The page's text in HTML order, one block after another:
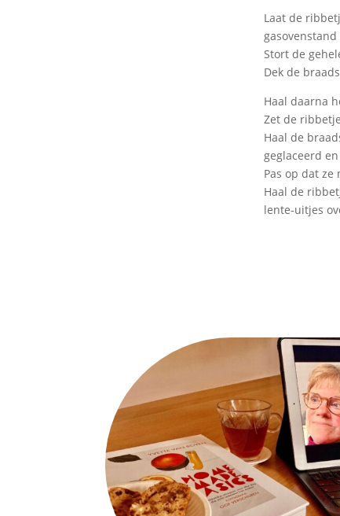
Laat de
gasovenstand
Stort de
Dek de
Haal daarna
Zet de
Haal de
geglaceerd
Pas op dat
Haal de
lente-uitjes